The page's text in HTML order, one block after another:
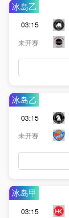
冰岛乙
03:15
未开赛
冰岛乙
03:15
未开赛
冰岛甲
03:15